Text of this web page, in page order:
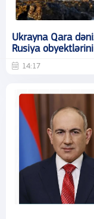
Ukrayna Qara
Rusiya obyektlərini
14:17